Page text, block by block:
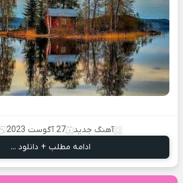
آهنگ جدید 27 آگوست 2023
ادامه مطلب + دانلود ...